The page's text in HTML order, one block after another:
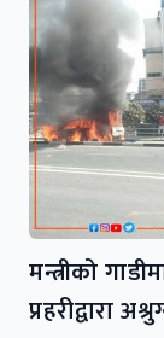
मन्त्रीको
प्रहरीद्वारा